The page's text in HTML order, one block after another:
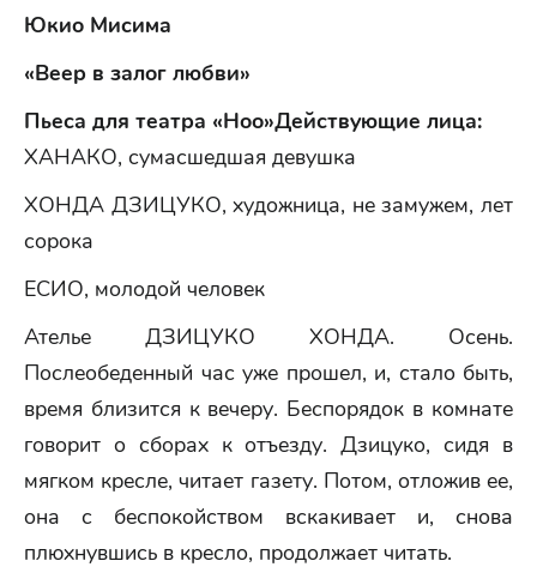
Юкио Мисима
«Веер в залог любви»
Пьеса для театра «Ноо»Действующие лица:
ХАНАКО, сумасшедшая девушка
ХОНДА ДЗИЦУКО, художница, не замужем, лет
сорока
ЕСИО, молодой человек
Ателье ДЗИЦУКО ХОНДА. Осень.
Послеобеденный час уже прошел, и, стало быть,
время близится к вечеру. Беспорядок в комнате
говорит о сборах к отъезду. Дзицуко, сидя в
мягком кресле, читает газету. Потом, отложив ее,
она с беспокойством вскакивает и, снова
плюхнувшись в кресло, продолжает читать.